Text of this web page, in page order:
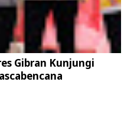
Gibran Kunjungi